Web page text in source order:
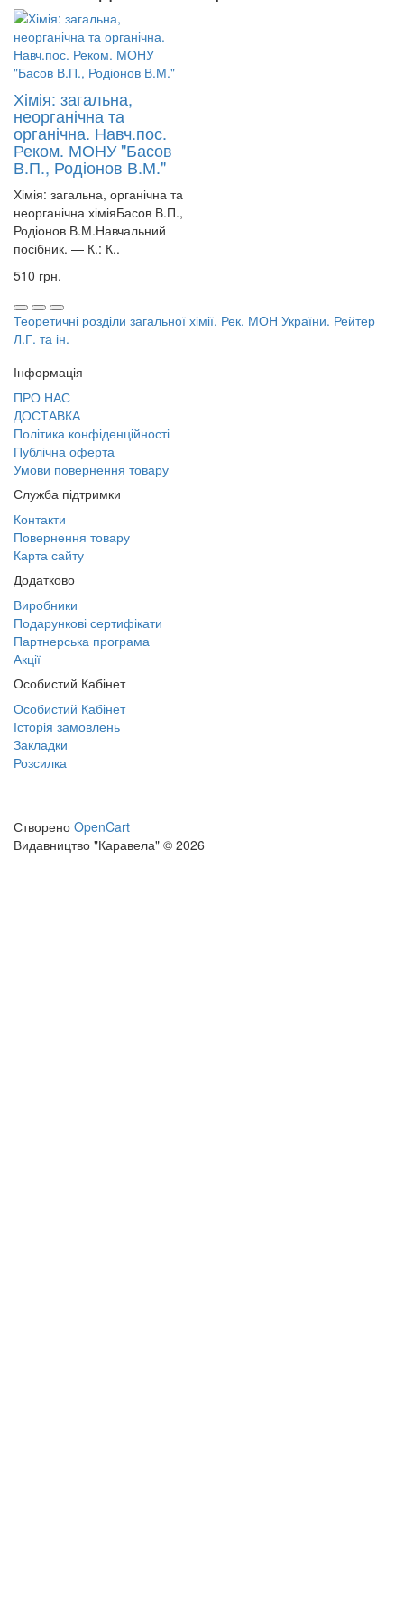
Хімія: загальна,
неорганічна та
органічна. Навч.пос.
Реком. МОНУ "Басов
В.П., Родіонов В.М."
Хімія: загальна, органічна та
неорганічна хіміяБасов В.П.,
Родіонов В.М.Навчальний
посібник. — К.: К..
510 грн.
Теоретичні розділи загальної хімії. Рек. МОН України. Рейтер
Л.Г. та ін.
Інформація
ПРО НАС
ДОСТАВКА
Політика конфіденційності
Публічна оферта
Умови повернення товару
Служба підтримки
Контакти
Повернення товару
Карта сайту
Додатково
Виробники
Подарункові сертифікати
Партнерська програма
Акції
Особистий Кабінет
Особистий Кабінет
Історія замовлень
Закладки
Розсилка
Створено OpenCart
Видавництво "Каравела" © 2026